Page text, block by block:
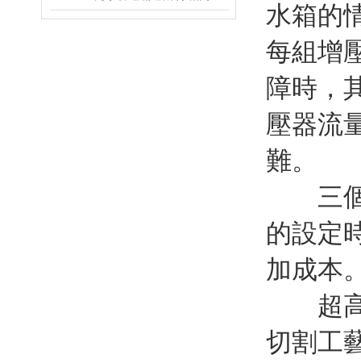
水箱的
每組增
障時，
壓器流
難。
三個
的設定
加成本
超高
切割工